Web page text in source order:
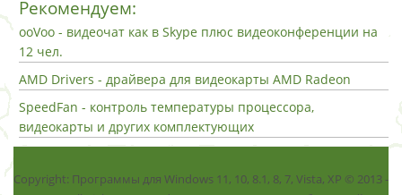
Рекомендуем:
ooVoo - видеочат как в Skype плюс видеоконференции на
12 чел.
AMD Drivers - драйвера для видеокарты AMD Radeon
SpeedFan - контроль температуры процессора,
видеокарты и других комплектующих
Copyright: Программы для Windows 11, 10, 8.1, 8, 7, Vista, ХР © 2013 -